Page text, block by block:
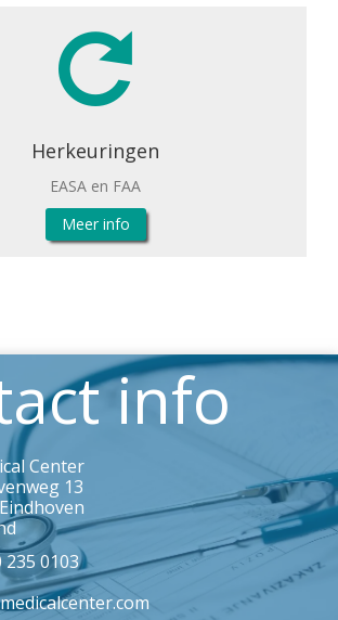
Herkeuringen
EASA en FAA
Meer info
info
Center
13
235 0103